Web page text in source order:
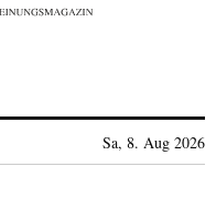
Sa, 8. Aug 2026